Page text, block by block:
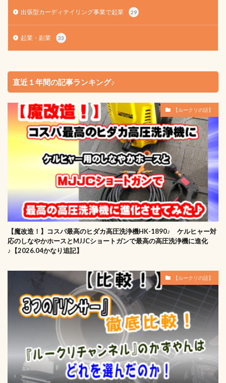
出張型カーディテイリング事業で起業 29
起業・副業 33
直近１年間の記事ランキング♪
【ルークリの話】
【魔改造！】コスパ最高のヒダカ高圧洗浄機HK-1890♪ ケルヒャー対
応のしなやかホースとMJJCショートガンで最高の高圧洗浄機に進化
♪【2026.04かなり追記】
【ルークリの話】